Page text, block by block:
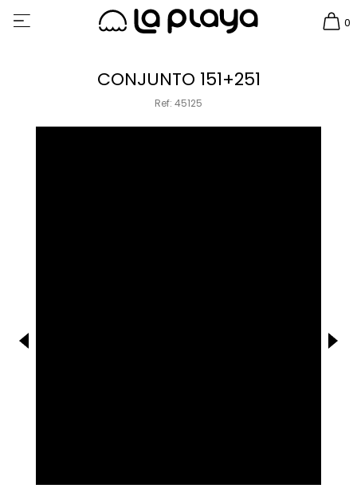
0
CONJUNTO 151+251
Ref: 45125